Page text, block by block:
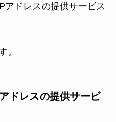
アドレスの提供サービス
。
ドレスの提供サービ